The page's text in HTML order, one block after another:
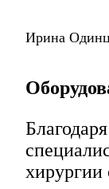
Ирина
хирургии